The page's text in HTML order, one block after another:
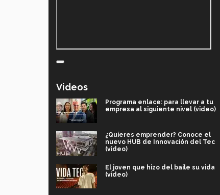
Videos
Programa enlace: para llevar a tu
empresa al siguiente nivel (video)
¿Quieres emprender? Conoce el
nuevo HUB de Innovación del Tec
(video)
El joven que hizo del baile su vida
(video)